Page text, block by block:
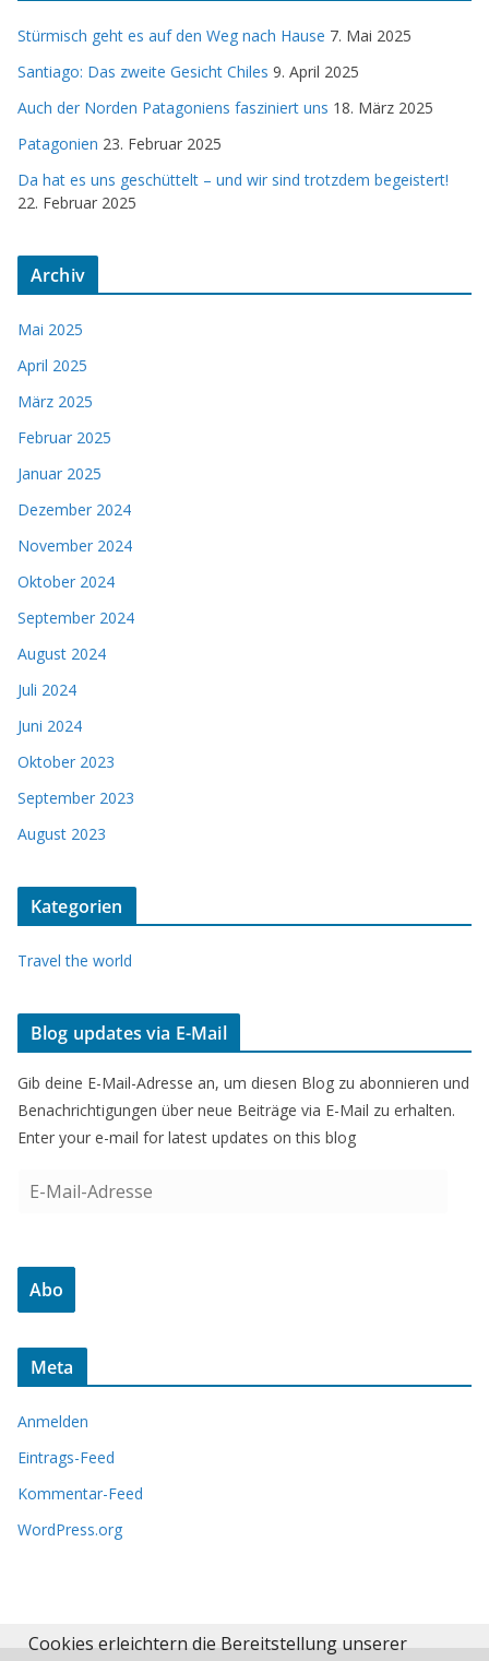
Stürmisch geht es auf den Weg nach Hause 7. Mai 2025
Santiago: Das zweite Gesicht Chiles 9. April 2025
Auch der Norden Patagoniens fasziniert uns 18. März 2025
Patagonien 23. Februar 2025
Da hat es uns geschüttelt – und wir sind trotzdem begeistert!
22. Februar 2025
Archiv
Mai 2025
April 2025
März 2025
Februar 2025
Januar 2025
Dezember 2024
November 2024
Oktober 2024
September 2024
August 2024
Juli 2024
Juni 2024
Oktober 2023
September 2023
August 2023
Kategorien
Travel the world
Blog updates via E-Mail
Gib deine E-Mail-Adresse an, um diesen Blog zu abonnieren und
Benachrichtigungen über neue Beiträge via E-Mail zu erhalten.
Enter your e-mail for latest updates on this blog
a
l
-
r
e
e
Abo
Meta
Anmelden
Eintrags-Feed
Kommentar-Feed
WordPress.org
Cookies erleichtern die Bereitstellung unserer